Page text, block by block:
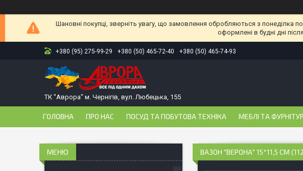
Шановні покупці, зверніть увагу, що замовлення обробляються з понеділка
оформлені в будні дні
+380 (95) 275-99-29 +380 (50) 465-72-40 +380 (50) 465-74-93
ТК "Аврора" м. Чернігів, вул. Любецька, 155
ГОЛОВНА ПРО НАС ПОСУД ТА ПОБУТОВА ТЕХНІКА МЕБЛІ ТА
ВАЗОН "ВЕРОНА" 15*11,5 СМ